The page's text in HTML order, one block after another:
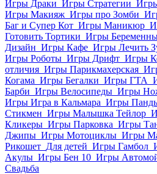
Игры Драки Игры Стратегии
Игры Макияж Игры про Зомби
Баг и Супер Кот Игры Маникюр
Готовить Тортики Игры
Дизайн Игры Кафе Игры Лечить
Игры Роботы Игры Дрифт Игры
отличия Игры Парикмахерская
Когама Игры Бегалки Игры ГТА
Барби Игры Велосипеды Игры
Игры Игра в Кальмара Игры
Стикмен Игры Малышка Тейлор
Кликеры Игры Парковка Игры
Джипы Игры Мотоциклы Игры
Рикошет Для детей Игры Гамбол
Акулы Игры Бен 10 Игры
Свадьба